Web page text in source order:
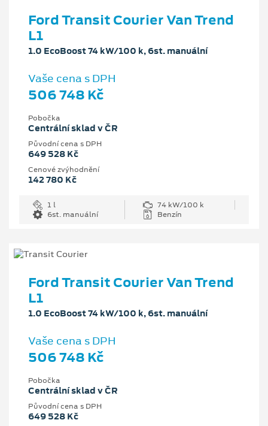
Ford Transit Courier Van Trend
L1
1.0 EcoBoost 74 kW/100 k, 6st. manuální
Vaše cena s DPH
506 748 Kč
Pobočka
Centrální sklad v ČR
Původní cena s DPH
649 528 Kč
Cenové zvýhodnění
142 780 Kč
1 l
74 kW/100 k
6st. manuální
Benzín
Ford Transit Courier Van Trend
L1
1.0 EcoBoost 74 kW/100 k, 6st. manuální
Vaše cena s DPH
506 748 Kč
Pobočka
Centrální sklad v ČR
Původní cena s DPH
649 528 Kč